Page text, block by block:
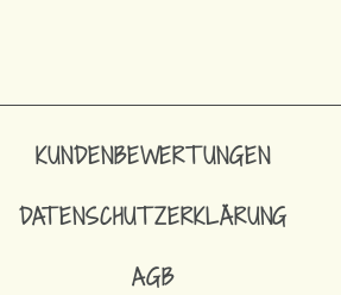
KUNDENBEWERTUNGEN
DATENSCHUTZERKLÄRUNG
AGB